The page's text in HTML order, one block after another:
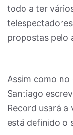
todo a ter
propostas pelo
Assim como no
Santiago
Record usará
está definido o